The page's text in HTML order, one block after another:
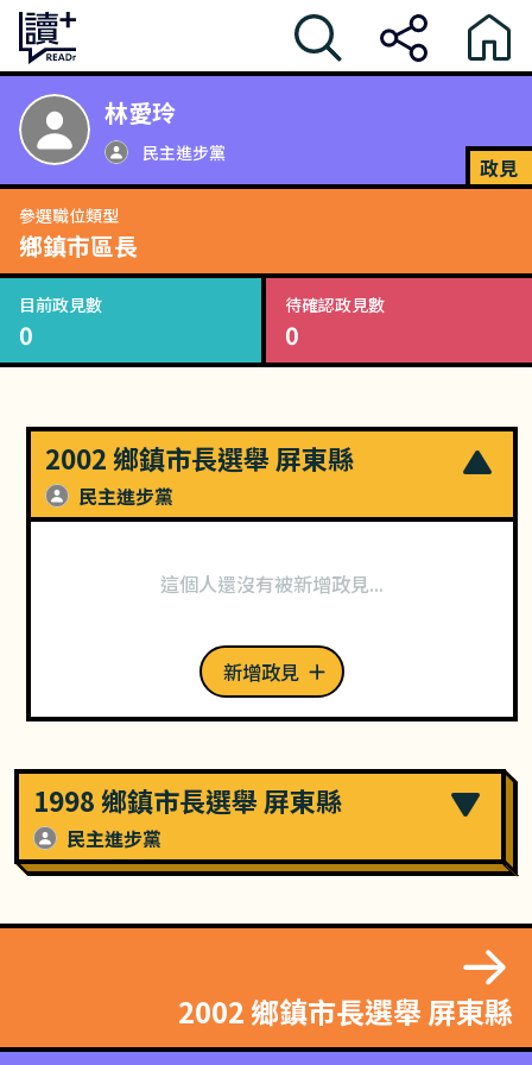
林愛玲
民主進步黨
政見
參選職位類型
鄉鎮市區長
目前政見數
0
待確認政見數
0
2002 鄉鎮市長選舉 屏東縣
民主進步黨
這個人還沒有被新增政見...
新增政見
1998 鄉鎮市長選舉 屏東縣
民主進步黨
2002 鄉鎮市長選舉 屏東縣